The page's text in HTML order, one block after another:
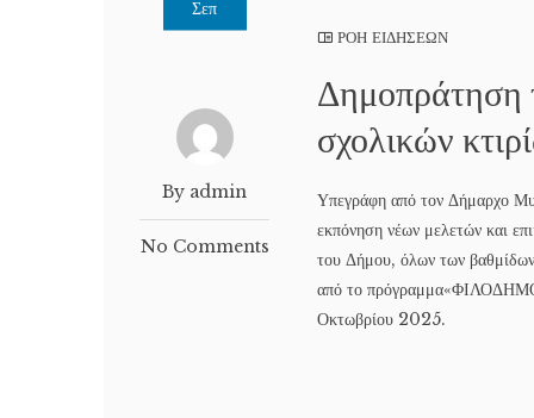
Σεπ
By admin
No Comments
ΡΟΗ ΕΙΔΗΣΕΩΝ
Δημοπράτηση
σχολικών
Υπεγράφη από τον Δήμαρχο
εκπόνηση νέων μελετών και
του Δήμου, όλων των
από το
Οκτωβρίου 2025.